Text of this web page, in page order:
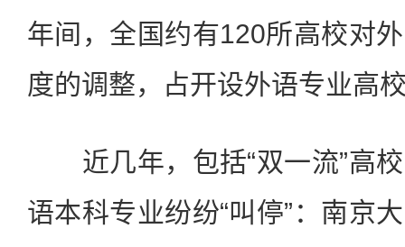
年间，全国约有120所高校对
度的调整，占开设外语专业高
近几年，包括“双一流”高校
语本科专业纷纷“叫停”：南京